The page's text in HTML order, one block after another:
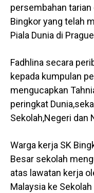
persembahan
Bingkor yang telah
Piala Dunia di
Fadhlina secara
kepada kumpulan
mengucapkan
peringkat
Sekolah,Negeri dan
Warga kerja SK
Besar sekolah
atas lawatan kerja
Malaysia ke Sekolah